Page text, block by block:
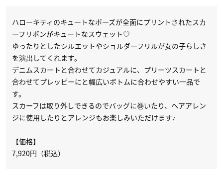
ハローキティのキュートなポーズが全面にプリントされたスカ
ーフリボンがキュートなスウェット♡
ゆったりとしたシルエットやショルダーフリルが女の子らしさ
を演出してくれます。
デニムスカートと合わせてカジュアルに、プリーツスカートと
合わせてプレッピーにと幅広いボトムに合わせやすい一品で
す。
スカーフは取り外しできるのでバッグに巻いたり、ヘアアレン
ジに使用したりとアレンジもお楽しみいただけます♪
【価格】
7,920円（税込）